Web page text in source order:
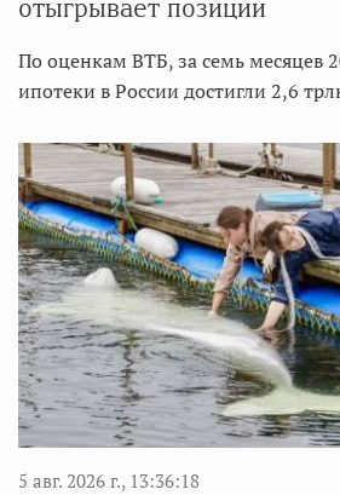
отыгрывает позиции
По оценкам ВТБ, за семь месяцев
ипотеки в России достигли 2,6
5 авг. 2026 г., 13:36:18